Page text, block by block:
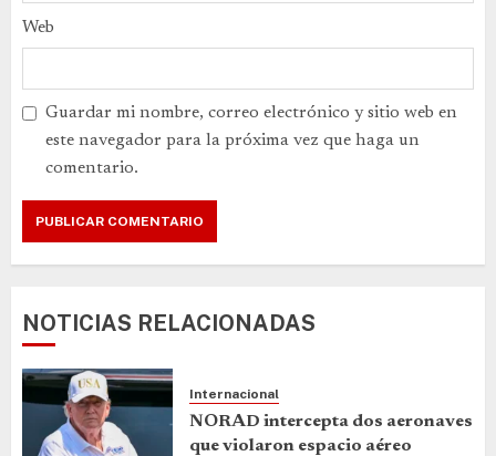
Web
Guardar mi nombre, correo electrónico y sitio web en
este navegador para la próxima vez que haga un
comentario.
NOTICIAS RELACIONADAS
Internacional
NORAD intercepta dos aeronaves
que violaron espacio aéreo